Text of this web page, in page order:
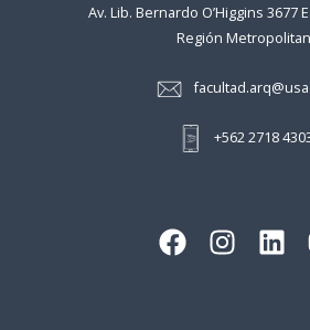
Av. Lib. Bernardo O’Higgins 3677
Región
+562 2718